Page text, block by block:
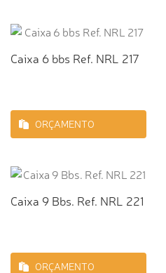
Caixa 6 bbs Ref. NRL 217
ORÇAMENTO
Caixa 9 Bbs. Ref. NRL 221
ORÇAMENTO